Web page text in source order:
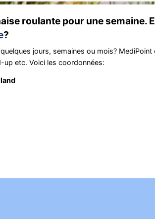
roulante pour une semaine.
?
jours, semaines ou mois?
etc. Voici les coordonnées: